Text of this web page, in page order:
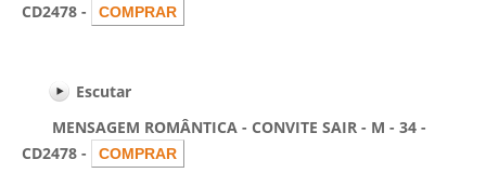
CD2478 -
Escutar
MENSAGEM ROMÂNTICA - CONVITE SAIR - M - 34 -
CD2478 -